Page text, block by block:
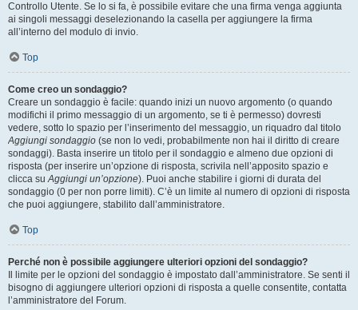
Controllo Utente. Se lo si fa, è possibile evitare che una firma venga aggiunta
ai singoli messaggi deselezionando la casella per aggiungere la firma
all’interno del modulo di invio.
Top
Come creo un sondaggio?
Creare un sondaggio è facile: quando inizi un nuovo argomento (o quando
modifichi il primo messaggio di un argomento, se ti è permesso) dovresti
vedere, sotto lo spazio per l’inserimento del messaggio, un riquadro dal titolo
Aggiungi sondaggio (se non lo vedi, probabilmente non hai il diritto di creare
sondaggi). Basta inserire un titolo per il sondaggio e almeno due opzioni di
risposta (per inserire un’opzione di risposta, scrivila nell’apposito spazio e
clicca suAggiungi un’opzione). Puoi anche stabilire i giorni di durata del
sondaggio (0 per non porre limiti). C’è un limite al numero di opzioni di risposta
che puoi aggiungere, stabilito dall’amministratore.
Top
Perché non è possibile aggiungere ulteriori opzioni del sondaggio?
Il limite per le opzioni del sondaggio è impostato dall’amministratore. Se senti il
bisogno di aggiungere ulteriori opzioni di risposta a quelle consentite, contatta
l’amministratore del Forum.